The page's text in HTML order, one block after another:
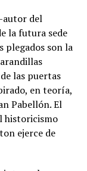
del
la futura sede
plegados son la
las puertas
en teoría,
Pabellón. El
historicismo
ejerce de